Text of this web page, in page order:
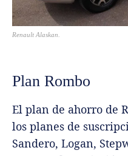
Renault Alaskan.
Plan Rombo
El plan de ahorro de
los planes de
Sandero, Logan,